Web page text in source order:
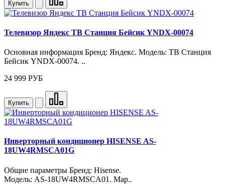
Купить
Телевизор Яндекс ТВ Станция Бейсик YNDX-00074
Основная информация Бренд: Яндекс. Модель: ТВ Станция
Бейсик YNDX‑00074. ..
24 999 РУБ
Купить
Инверторный кондиционер HISENSE AS-
18UW4RMSCA01G
Общие параметры Бренд: Hisense.
Модель: AS‑18UW4RMSCA01. Мар..